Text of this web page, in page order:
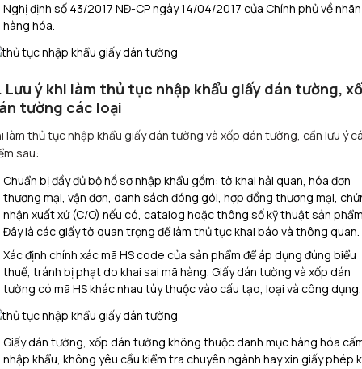
Nghị định số 43/2017 NĐ-CP ngày 14/04/2017 của Chính phủ về nhãn
hàng hóa.
Lưu ý khi làm thủ tục nhập khẩu giấy dán tường,
tường các loại
làm thủ tục nhập khẩu giấy dán tường và xốp dán tường, cần lưu ý
sau:
Chuẩn bị đầy đủ bộ hồ sơ nhập khẩu gồm: tờ khai hải quan, hóa đơn
thương mại, vận đơn, danh sách đóng gói, hợp đồng thương mại,
nhận xuất xứ (C/O) nếu có, catalog hoặc thông số kỹ thuật sản
Đây là các giấy tờ quan trọng để làm thủ tục khai báo và thông quan.
Xác định chính xác mã HS code của sản phẩm để áp dụng đúng biểu
thuế, tránh bị phạt do khai sai mã hàng. Giấy dán tường và xốp dán
tường có mã HS khác nhau tùy thuộc vào cấu tạo, loại và công dụng.
Giấy dán tường, xốp dán tường không thuộc danh mục hàng hóa
nhập khẩu, không yêu cầu kiểm tra chuyên ngành hay xin giấy phép